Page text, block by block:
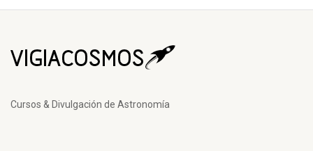
Cursos & Divulgación de Astronomía